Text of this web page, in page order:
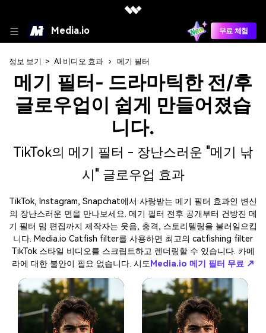
Media.io 무료 체험
정보 보기 > AI 비디오 효과 › 메기 필터
메기 필터- 드라마틱한 전/후
글로우업이 쉽게 만들어졌습
니다.
TikTok의 메기 필터 - 장난스러운 "메기 낚
시" 글로우업 효과
TikTok, Instagram, Snapchat에서 사랑받는 메기 필터 효과인 변신
의 장난스러운 면을 만나보세요. 메기 필터 전후 공개부터 건방진 메
기 필터 밈 편집까지 제작자는 웃음, 충격, 스토리텔링을 불러일으킵
니다. Media.io Catfish filter를 사용하면 최고의 catfishing filter
TikTok 스타일 비디오를 스크립트하고 렌더링할 수 있습니다. 카메
라에 대한 불안이 필요 없습니다. 시도 Media.io 메기 필터 무료 ↗